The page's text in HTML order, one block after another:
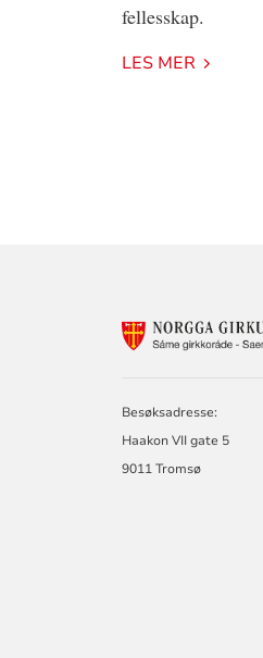
fellesskap.
LES MER
Besøksadresse:
Haakon VII gate 5
9011 Tromsø